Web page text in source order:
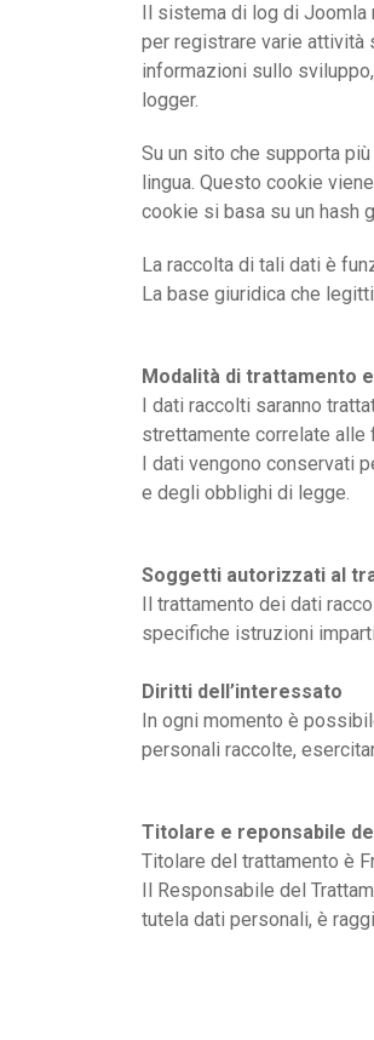
Il sistema di log di Joomla
per registrare varie attività
informazioni sullo
logger.
Su un sito che supporta
lingua. Questo cookie
cookie si basa su un hash
La raccolta di tali dati è
La base giuridica che
Modalità di trattamento
I dati raccolti saranno
strettamente correlate alle
I dati vengono conservati
e degli obblighi di legge.
Soggetti autorizzati al
Il trattamento dei dati
specifiche istruzioni
Diritti dell’interessato
In ogni momento è
personali raccolte,
Titolare e reponsabile
Titolare del trattamento è
Il Responsabile del
tutela dati personali, è